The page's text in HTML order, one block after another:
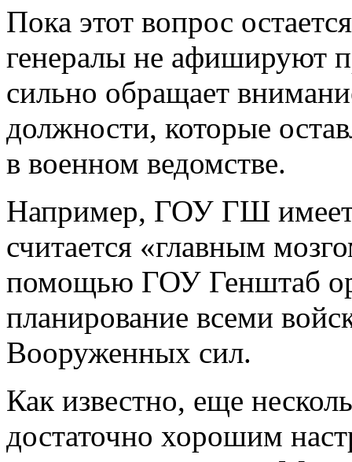
Пока этот вопрос
генералы не афишируют
сильно обращает
должности, которые
в военном ведомстве.
Например, ГОУ ГШ
считается «главным
помощью ГОУ Генштаб
планирование всеми
Вооруженных сил.
Как известно, еще
достаточно хорошим